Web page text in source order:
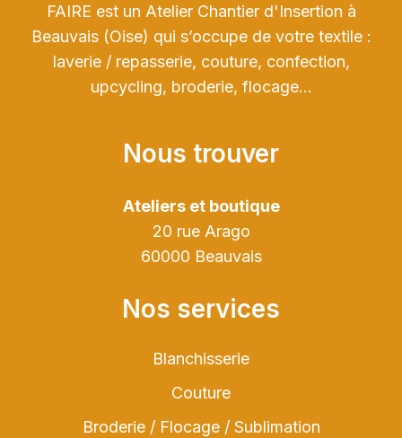
FAIRE est un Atelier Chantier d'Insertion à
Beauvais (Oise) qui s’occupe de votre textile :
laverie / repasserie, couture, confection,
upcycling, broderie, flocage…
Nous trouver
Ateliers et boutique
20 rue Arago
60000 Beauvais
Nos services
Blanchisserie
Couture
Broderie / Flocage / Sublimation